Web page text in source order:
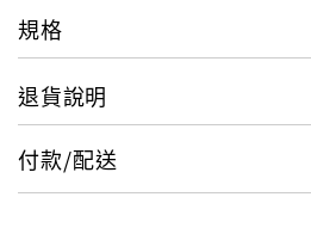
就是他的創作！
講，與先進的西方交流、對話，
諾貝爾文學獎。本書歷數泰戈爾
規格
退貨說明
付款/配送